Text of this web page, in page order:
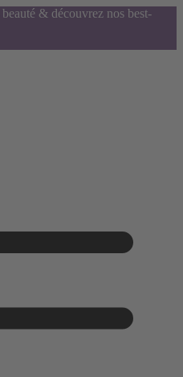
& découvrez nos best-